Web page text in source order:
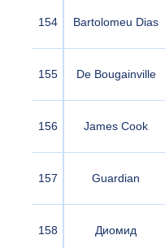
154 Bartolomeu Dias
155 De Bougainville
156 James Cook
157 Guardian
158 Диомид